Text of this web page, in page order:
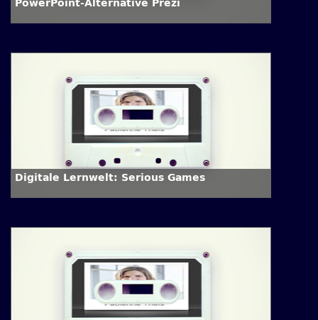
PowerPoint-Alternative Prezi
Digitale Lernwelt: Serious Games